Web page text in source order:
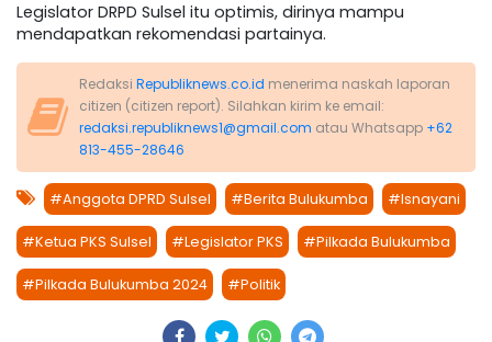
Legislator DRPD Sulsel itu optimis, dirinya mampu
mendapatkan rekomendasi partainya.
Redaksi Republiknews.co.id menerima naskah laporan
citizen (citizen report). Silahkan kirim ke email:
redaksi.republiknews1@gmail.com atau Whatsapp +62
813-455-28646
#Anggota DPRD Sulsel #Berita Bulukumba #Isnayani
#Ketua PKS Sulsel #Legislator PKS #Pilkada Bulukumba
#Pilkada Bulukumba 2024 #Politik